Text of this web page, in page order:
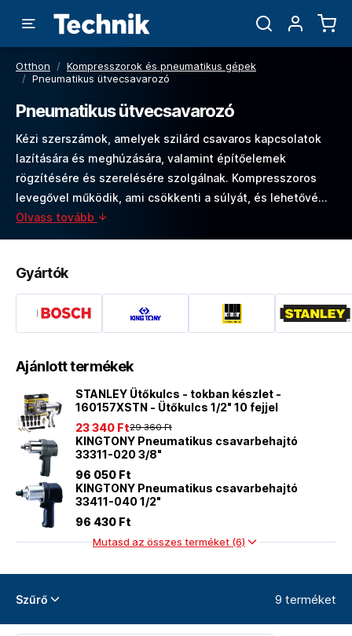
Otthon / Kompresszorok és pneumatikus gépek
/ Pneumatikus ütvecsavarozó
Pneumatikus ütvecsavarozó
Kézi szerszámok, amelyek szilárd csavaros kapcsolatok
lazítására és meghúzására, valamint építőelemek
rögzítésére és szerelésére szolgálnak. Kompresszoros
levegővel működik, ami csökkenti a súlyát, és lehetővé…
Olvass tovább
Gyártók
Ajánlott termékek
STANLEY Ütőkulcs - tokban készlet -
160157XSTN - Ütőkulcs 1/2" 10 fejjel
29 360 Ft
23 340 Ft
KINGTONY Pneumatikus csavarbehajtó
33311-020 3/8"
96 050 Ft
KINGTONY Pneumatikus csavarbehajtó
33411-040 1/2"
96 430 Ft
Mutasd az összes terméket (6)
Szűrő 9 terméket